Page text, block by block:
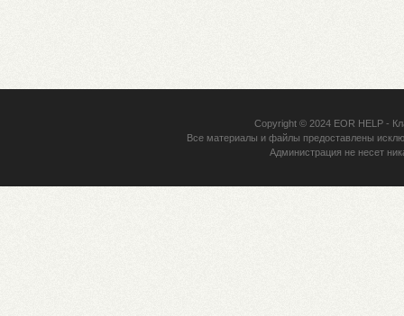
Copyright © 2024 EOR HELP-
Все материалы и файлы предоставлены
Администрация не несет